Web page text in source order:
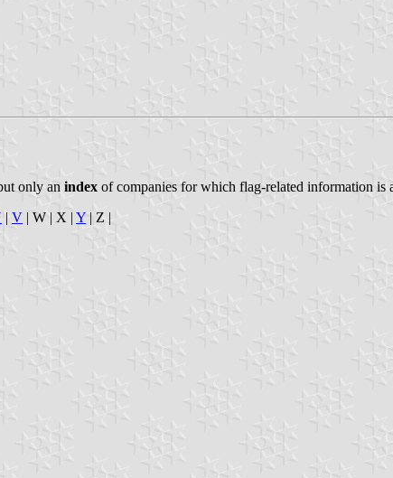
only an index of companies for which flag-related information is
| V | W | X | Y| Z |